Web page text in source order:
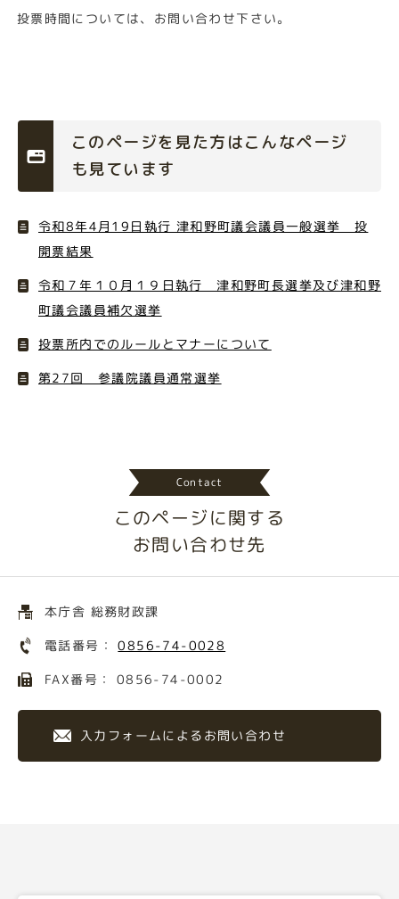
投票時間については、お問い合わせ下さい。
このページを見た方はこんなページ
も見ています
令和8年4月19日執行 津和野町議会議員一般選挙 投
開票結果
令和７年１０月１９日執行 津和野町長選挙及び津和野
町議会議員補欠選挙
投票所内でのルールとマナーについて
第27回 参議院議員通常選挙
Contact
このページに関する
お問い合わせ先
本庁舎 総務財政課
電話番号：0856-74-0028
FAX番号： 0856-74-0002
入力フォームによるお問い合わせ